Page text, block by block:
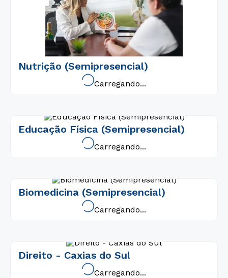
Nutrição (Semipresencial)
Carregando...
Educação Física (Semipresencial)
Carregando...
Biomedicina (Semipresencial)
Carregando...
Direito - Caxias do Sul
Carregando...